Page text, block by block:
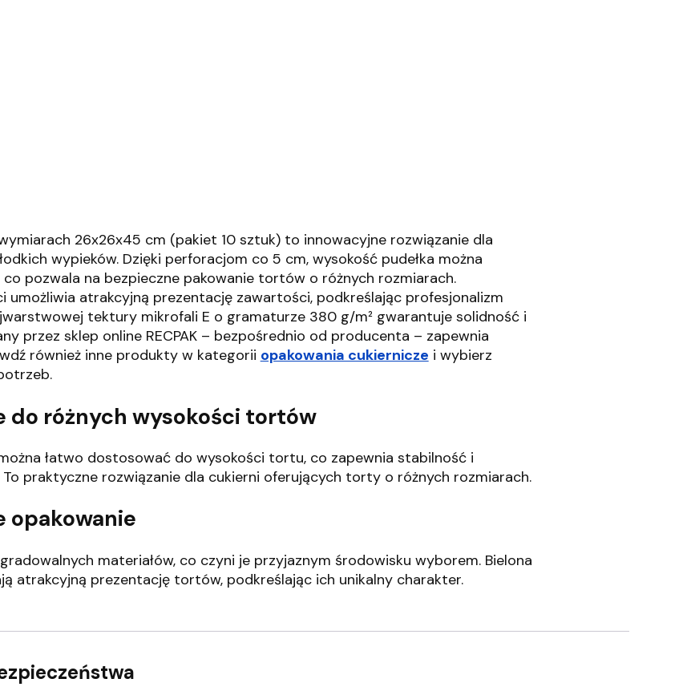
26x26x45 cm (pakiet 10 sztuk) to innowacyjne rozwiązanie dla
wypieków. Dzięki perforacjom co 5 cm, wysokość pudełka można
pozwala na bezpieczne pakowanie tortów o różnych rozmiarach.
umożliwia atrakcyjną prezentację zawartości, podkreślając profesjonalizm
tektury mikrofali E o gramaturze 380 g/m² gwarantuje solidność i
przez sklep online RECPAK – bezpośrednio od producenta – zapewnia
również inne produkty w kategorii opakowania cukiernicze i wybierz
do różnych wysokości tortów
łatwo dostosować do wysokości tortu, co zapewnia stabilność i
To praktyczne rozwiązanie dla cukierni oferujących torty o różnych rozmiarach.
opakowanie
materiałów, co czyni je przyjaznym środowisku wyborem. Bielona
atrakcyjną prezentację tortów, podkreślając ich unikalny charakter.